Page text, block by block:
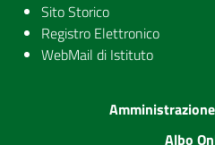
Sito Storico
Registro Elettronico
WebMail di Istituto
Albo